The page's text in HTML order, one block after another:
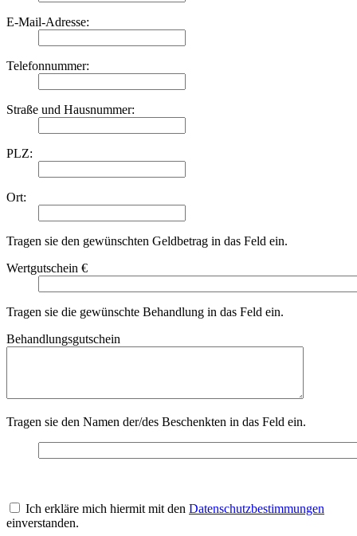
E-Mail-Adresse:
Telefonnummer:
Straße und Hausnummer:
PLZ:
Ort:
Tragen sie den gewünschten Geldbetrag in das Feld ein.
Wertgutschein €
Tragen sie die gewünschte Behandlung in das Feld ein.
Behandlungsgutschein
Tragen sie den Namen der/des Beschenkten in das Feld ein.
Ich erkläre mich hiermit mit den Datenschutzbestimmungen
einverstanden.